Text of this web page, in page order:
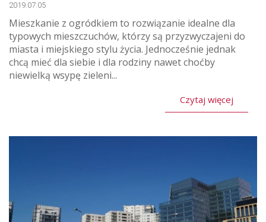
2019.07.05
Mieszkanie z ogródkiem to rozwiązanie idealne dla
typowych mieszczuchów, którzy są przyzwyczajeni do
miasta i miejskiego stylu życia. Jednocześnie jednak
chcą mieć dla siebie i dla rodziny nawet choćby
niewielką wsypę zieleni...
Czytaj więcej